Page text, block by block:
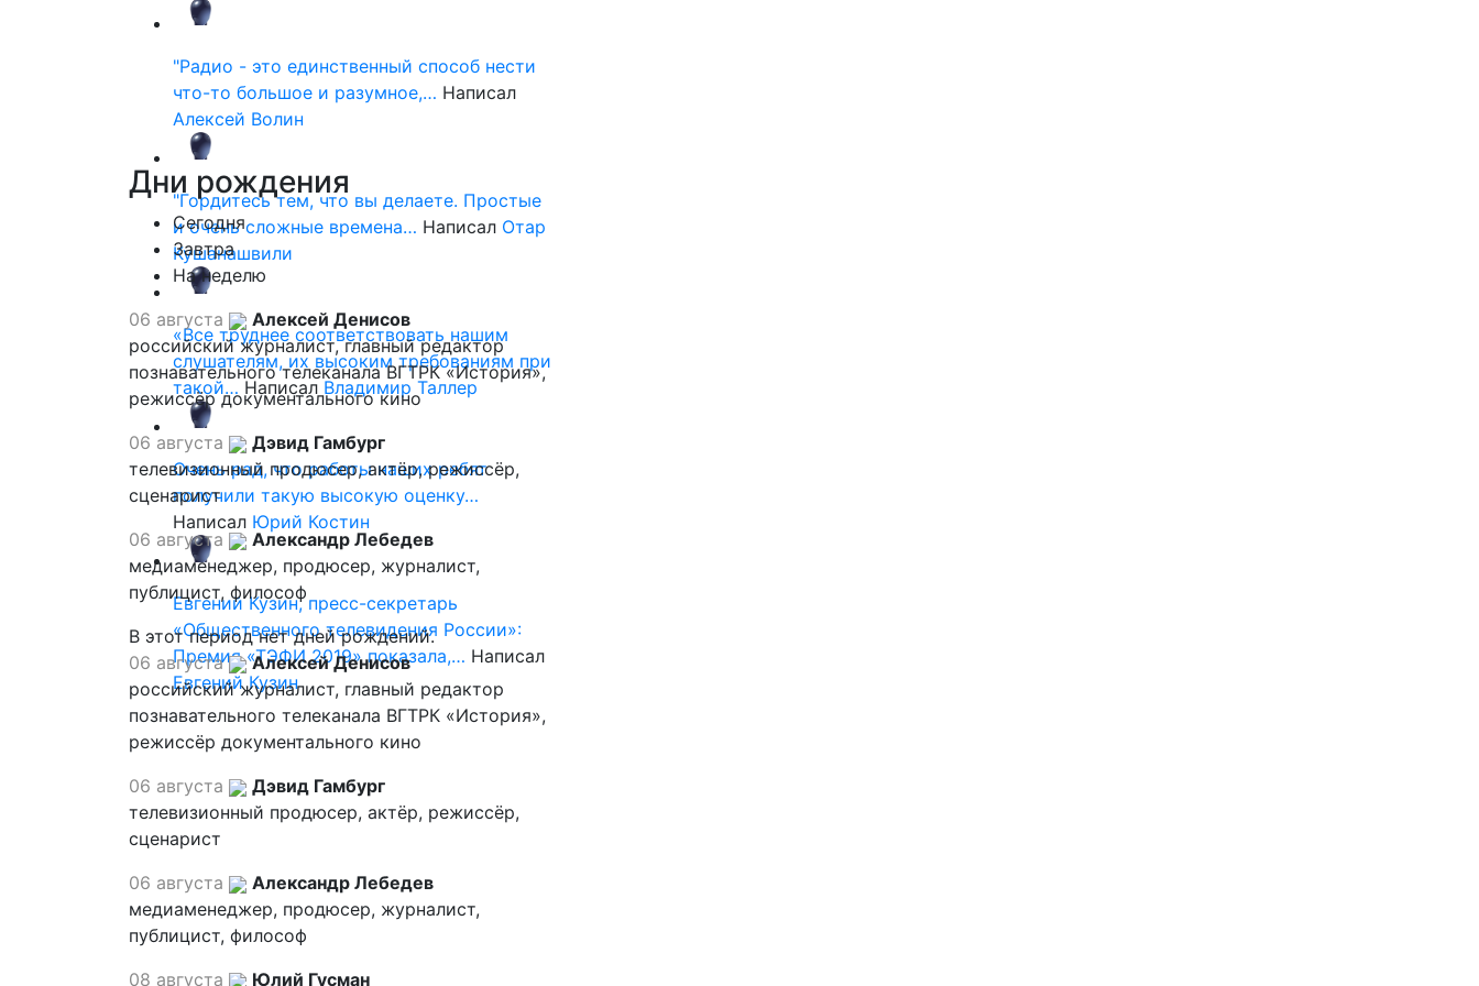
"Радио - это единственный способ нести
что-то большое и разумное,… Написал
Алексей Волин
"Гордитесь тем, что вы делаете. Простые
и очень сложные времена… Написал Отар
Кушанашвили
«Все труднее соответствовать нашим
слушателям, их высоким требованиям при
такой… Написал Владимир Таллер
Очень рад, что работы наших ребят
получили такую высокую оценку…
Написал Юрий Костин
Евгений Кузин, пресс-секретарь
«Общественного телевидения России»:
Премия «ТЭФИ 2019» показала,… Написал
Евгений Кузин
Дни рождения
Сегодня
Завтра
На неделю
06 августа
Алексей Денисов
российский журналист, главный редактор
познавательного телеканала ВГТРК «История»,
режиссёр документального кино
06 августа
Дэвид Гамбург
телевизионный продюсер, актёр, режиссёр,
сценарист
06 августа
Александр Лебедев
медиаменеджер, продюсер, журналист,
публицист, философ
В этот период нет дней рождений.
06 августа
Алексей Денисов
российский журналист, главный редактор
познавательного телеканала ВГТРК «История»,
режиссёр документального кино
06 августа
Дэвид Гамбург
телевизионный продюсер, актёр, режиссёр,
сценарист
06 августа
Александр Лебедев
медиаменеджер, продюсер, журналист,
публицист, философ
08 августа
Юлий Гусман